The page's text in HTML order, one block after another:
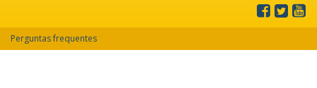
Perguntas frequentes